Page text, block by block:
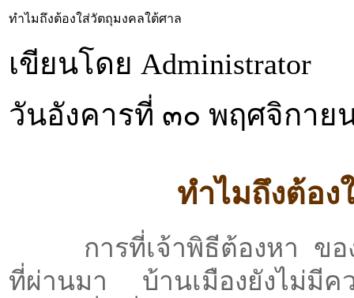
ทำไมถึงต้องใส่วัตถุมงคลใต้ศาล
เขียนโดย Administrator
วันอังคารที่ ๓๐ พฤศจิกาย
ทำไมถึงต้อง
การที่เจ้าพิธีต้องหา ของ
ที่ผ่านมา บ้านเมืองยังไม่มี